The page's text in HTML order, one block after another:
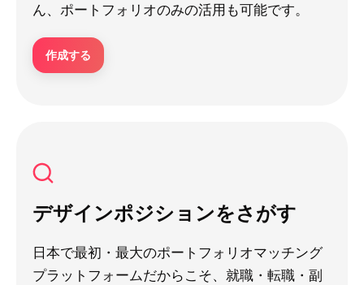
ん、ポートフォリオのみの活用も可能です。
作成する
デザインポジションをさがす
日本で最初・最大のポートフォリオマッチング
プラットフォームだからこそ、就職・転職・副